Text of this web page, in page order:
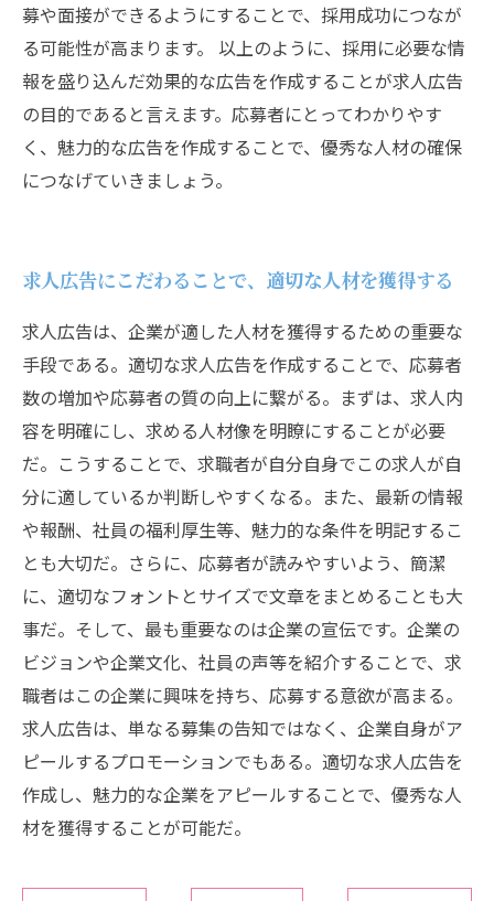
募や面接ができるようにすることで、採用成功につなが
る可能性が高まります。 以上のように、採用に必要な情
報を盛り込んだ効果的な広告を作成することが求人広告
の目的であると言えます。応募者にとってわかりやす
く、魅力的な広告を作成することで、優秀な人材の確保
につなげていきましょう。
求人広告にこだわることで、適切な人材を獲得する
求人広告は、企業が適した人材を獲得するための重要な
手段である。適切な求人広告を作成することで、応募者
数の増加や応募者の質の向上に繋がる。まずは、求人内
容を明確にし、求める人材像を明瞭にすることが必要
だ。こうすることで、求職者が自分自身でこの求人が自
分に適しているか判断しやすくなる。また、最新の情報
や報酬、社員の福利厚生等、魅力的な条件を明記するこ
とも大切だ。さらに、応募者が読みやすいよう、簡潔
に、適切なフォントとサイズで文章をまとめることも大
事だ。そして、最も重要なのは企業の宣伝です。企業の
ビジョンや企業文化、社員の声等を紹介することで、求
職者はこの企業に興味を持ち、応募する意欲が高まる。
求人広告は、単なる募集の告知ではなく、企業自身がア
ピールするプロモーションでもある。適切な求人広告を
作成し、魅力的な企業をアピールすることで、優秀な人
材を獲得することが可能だ。